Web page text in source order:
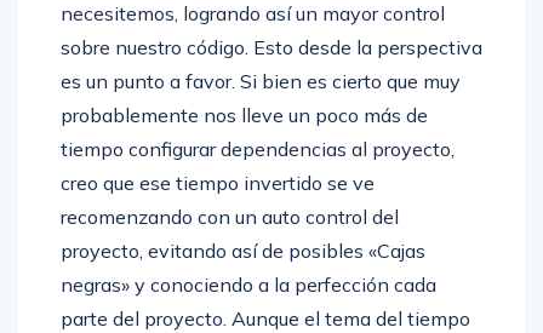
necesitemos, logrando así un mayor control
sobre nuestro código. Esto desde la perspectiva
es un punto a favor. Si bien es cierto que muy
probablemente nos lleve un poco más de
tiempo configurar dependencias al proyecto,
creo que ese tiempo invertido se ve
recomenzando con un auto control del
proyecto, evitando así de posibles «Cajas
negras» y conociendo a la perfección cada
parte del proyecto. Aunque el tema del tiempo